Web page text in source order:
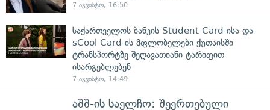
7 აგვისტო, 16:50
საქართველოს ბანკის Student Card-ისა და
sCool Card-ის მფლობელები ქუთაისში
ტრანსპორტზე შეღავათიანი ტარიფით
ისარგებლებენ
7 აგვისტო, 14:49
აშშ-ის საელჩო: შეერთებული